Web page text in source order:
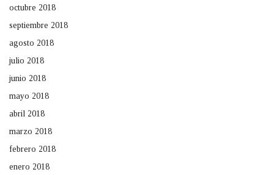
octubre 2018
septiembre 2018
agosto 2018
julio 2018
junio 2018
mayo 2018
abril 2018
marzo 2018
febrero 2018
enero 2018